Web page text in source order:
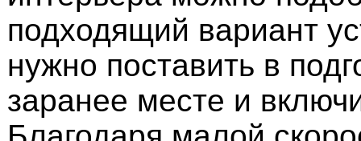
подходящий вариант
нужно поставить в
заранее месте и